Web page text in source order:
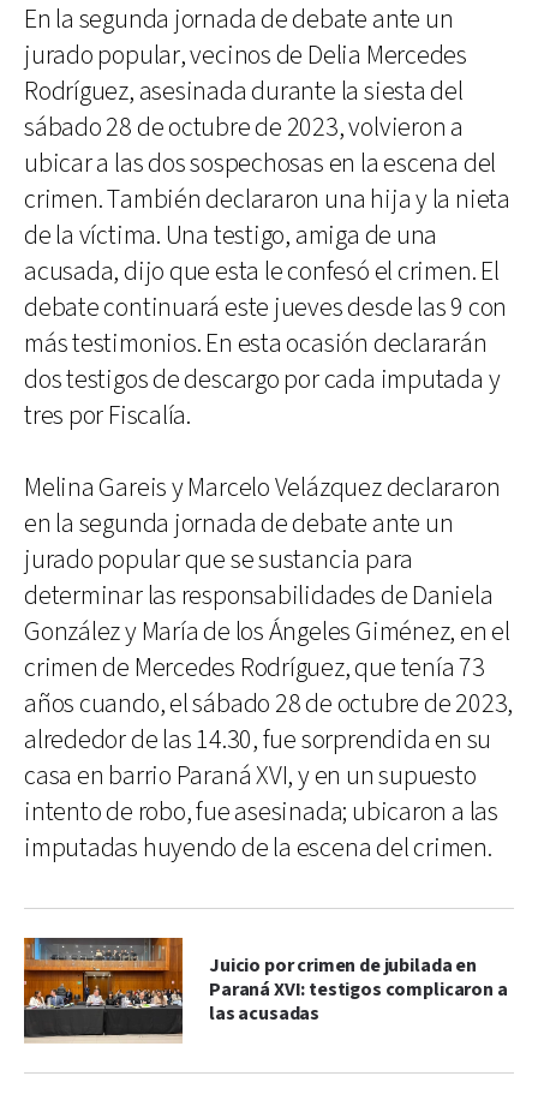
En la segunda jornada de debate ante un
jurado popular, vecinos de Delia Mercedes
Rodríguez, asesinada durante la siesta del
sábado 28 de octubre de 2023, volvieron a
ubicar a las dos sospechosas en la escena del
crimen. También declararon una hija y la nieta
de la víctima. Una testigo, amiga de una
acusada, dijo que esta le confesó el crimen. El
debate continuará este jueves desde las 9 con
más testimonios. En esta ocasión declararán
dos testigos de descargo por cada imputada y
tres por Fiscalía.
Melina Gareis y Marcelo Velázquez declararon
en la segunda jornada de debate ante un
jurado popular que se sustancia para
determinar las responsabilidades de Daniela
González y María de los Ángeles Giménez, en el
crimen de Mercedes Rodríguez, que tenía 73
años cuando, el sábado 28 de octubre de 2023,
alrededor de las 14.30, fue sorprendida en su
casa en barrio Paraná XVI, y en un supuesto
intento de robo, fue asesinada; ubicaron a las
imputadas huyendo de la escena del crimen.
Juicio por crimen de jubilada en
Paraná XVI: testigos complicaron a
las acusadas